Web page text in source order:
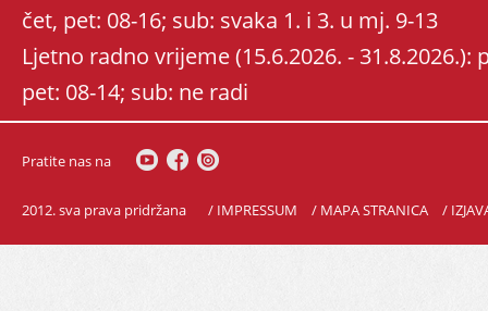
čet, pet: 08-16; sub: svaka 1. i 3. u mj. 9-13
Ljetno radno vrijeme (15.6.2026. - 31.8.2026.):
pet: 08-14; sub: ne radi
Pratite nas na
2012. sva prava pridržana / IMPRESSUM / MAPA STRANICA /